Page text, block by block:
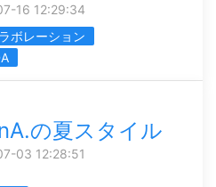
16 12:29:34
ボレーション
の夏スタイル
03 12:28:51